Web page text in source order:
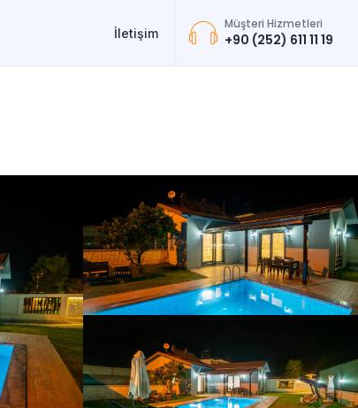
İletişim
Müşteri Hizmetleri
+90 (252) 611 11 19